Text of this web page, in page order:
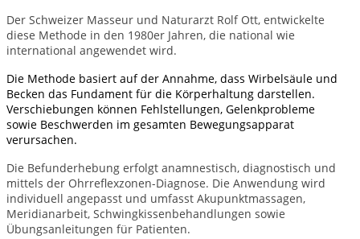
Der Schweizer Masseur und Naturarzt Rolf Ott, entwickelte
diese Methode in den 1980er Jahren, die national wie
international angewendet wird.
Die Methode basiert auf der Annahme, dass Wirbelsäule und
Becken das Fundament für die Körperhaltung darstellen.
Verschiebungen können Fehlstellungen, Gelenkprobleme
sowie Beschwerden im gesamten Bewegungsapparat
verursachen.
Die Befunderhebung erfolgt anamnestisch, diagnostisch und
mittels der Ohrreflexzonen-Diagnose. Die Anwendung wird
individuell angepasst und umfasst Akupunktmassagen,
Meridianarbeit, Schwingkissenbehandlungen sowie
Übungsanleitungen für Patienten.